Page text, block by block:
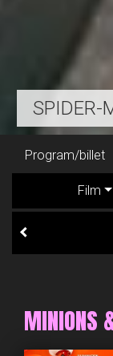
SPIDER-
Program/billet
Film
MINIONS